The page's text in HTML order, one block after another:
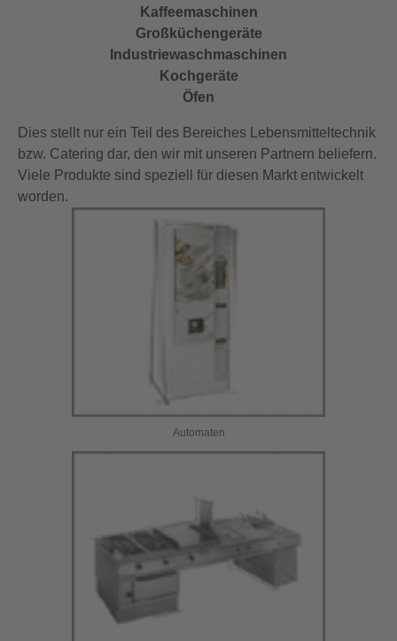
Automaten
Kaffeemaschinen
Großküchengeräte
Industriewaschmaschinen
Kochgeräte
Öfen
Dies stellt nur ein Teil des Bereiches Lebensmitteltechnik
bzw. Catering dar, den wir mit unseren Partnern beliefern.
Viele Produkte sind speziell für diesen Markt entwickelt
worden.